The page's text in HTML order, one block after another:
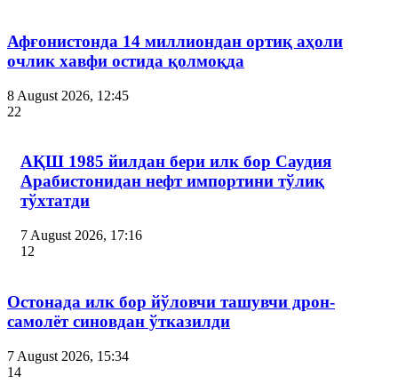
Афғонистонда 14 миллиондан ортиқ аҳоли
очлик хавфи остида қолмоқда
8 August 2026, 12:45
22
АҚШ 1985 йилдан бери илк бор Саудия
Арабистонидан нефт импортини тўлиқ
тўхтатди
7 August 2026, 17:16
12
Остонада илк бор йўловчи ташувчи дрон-
самолёт синовдан ўтказилди
7 August 2026, 15:34
14